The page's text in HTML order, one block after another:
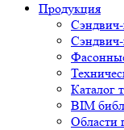
Продукция
Каталог
BIM
Области